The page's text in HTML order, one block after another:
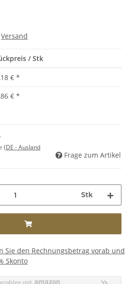
Versand
/ Stk
€ *
€ *
(DE - Ausland
Frage zum Artikel
Stk
Sie den Rechnungsbetrag vorab und
Skonto